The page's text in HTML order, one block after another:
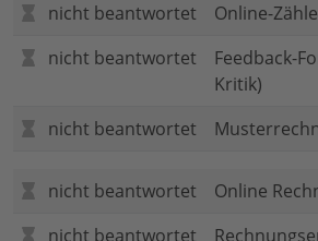
nicht beantwortet
Online-
nicht beantwortet
Feedback-
Kritik)
nicht beantwortet
nicht beantwortet
Online
nicht beantwortet